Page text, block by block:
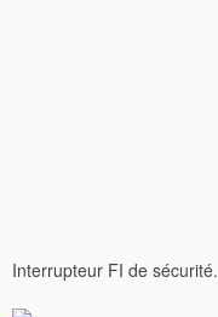
Interrupteur FI de sécurité.